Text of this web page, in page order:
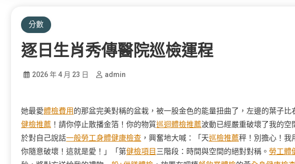
分數
逐日生肖秀傳醫院巡檢運程
2026 年 4 月 23 日 admin
她最愛體檢費用的那盆完美對稱的盆栽，被一股金色的能量扭曲了，左邊的葉子比
健檢推薦 ！請你停止散播金箔！你的物質巡迴體檢推薦波動已經嚴重破壞了我的空
於對自己說話一般勞工身體健康檢查 ，興奮地大喊：「天巡檢推薦秤！別擔心！我
你隨意破壞！這就是愛！」「第健檢項目 三階段：時間與空間的絕對對稱。 勞工體